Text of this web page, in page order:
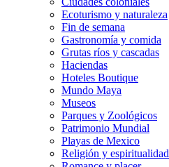
Ecoturismo y naturaleza
Fin de semana
Gastronomía y comida
Grutas ríos y cascadas
Haciendas
Hoteles Boutique
Mundo Maya
Museos
Parques y Zoológicos
Patrimonio Mundial
Playas de Mexico
Religión y espiritualidad